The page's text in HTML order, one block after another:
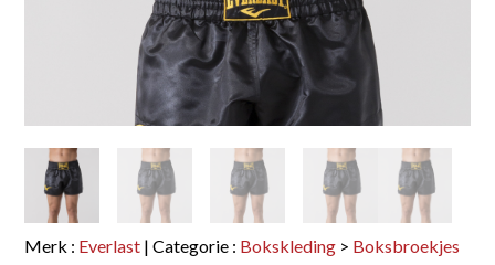
Merk : Everlast | Categorie : Bokskleding > Boksbroekjes